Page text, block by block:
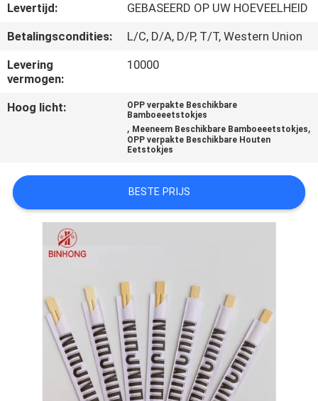
SITEMAP
PRIVACY
Levertijd:
GEBASEERD OP UW HOEVEELHEID
Betalingscondities:
L/C, D/A, D/P, T/T, Western Union
Levering
vermogen:
10000
Hoog licht:
OPP verpakte Beschikbare
Bamboeeetstokjes
, Meeneem Beschikbare Bamboeeetstokjes,
OPP verpakte Beschikbare Houten
Eetstokjes
BESTE PRIJS